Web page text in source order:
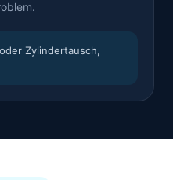
Zylindertausch,